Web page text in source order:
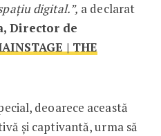
digital.”, a declarat
Director de
| THE
deoarece această
și captivantă, urma să